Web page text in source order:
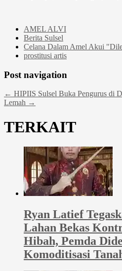
AMEL ALVI
Berita Sulsel
Celana Dalam Amel Akui
prostitusi artis
Post navigation
← HIPIIS Sulsel Buka Pengurus di
Lemah →
TERKAIT
Ryan Latief
Lahan Bekas
Hibah, Pemda
Komoditisasi